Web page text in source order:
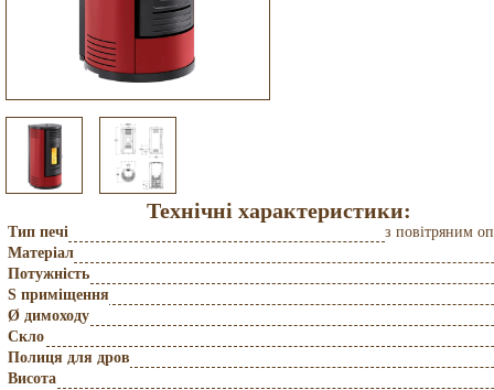
Технічні характеристики:
Тип печі
з повітряним
Матеріал
Потужність
S приміщення
Ø димоходу
Скло
Полиця для дров
Висота